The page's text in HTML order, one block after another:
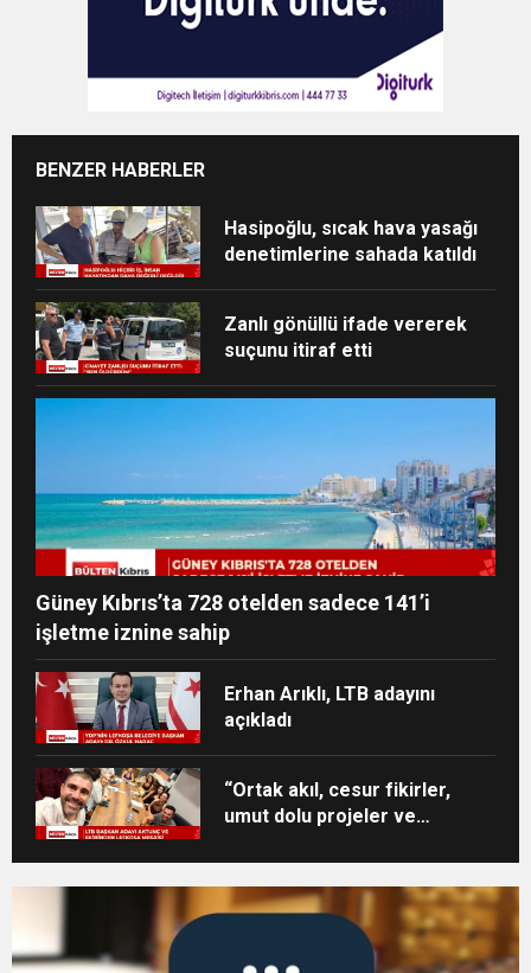
BENZER HABERLER
Hasipoğlu, sıcak hava yasağı
denetimlerine sahada katıldı
Zanlı gönüllü ifade vererek
suçunu itiraf etti
Güney Kıbrıs’ta 728 otelden sadece 141’i
işletme iznine sahip
Erhan Arıklı, LTB adayını
açıkladı
“Ortak akıl, cesur fikirler,
umut dolu projeler ve